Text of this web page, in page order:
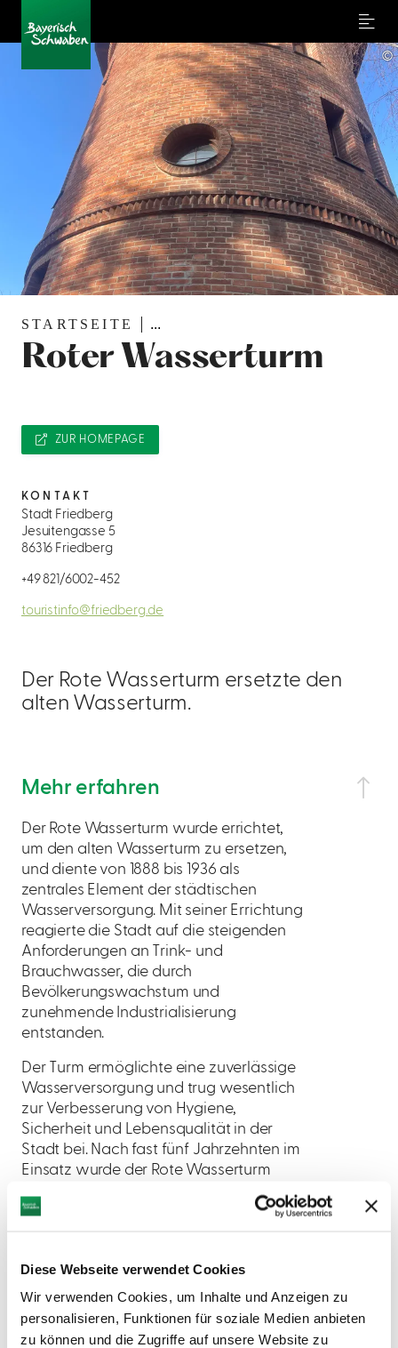
Diese Webseite verwendet Cookies
Wir verwenden Cookies, um Inhalte und Anzeigen zu
personalisieren, Funktionen für soziale Medien anbieten
zu können und die Zugriffe auf unsere Website zu
Menu
STARTSEITE ...
Roter Wasserturm
©
Der Rote Wasserturm ersetzte den
alten Wasserturm.
Mehr erfahren
Der Rote Wasserturm wurde errichtet,
um den alten Wasserturm zu ersetzen,
und diente von 1888 bis 1936 als
zentrales Element der städtischen
Wasserversorgung. Mit seiner Errichtung
reagierte die Stadt auf die steigenden
Anforderungen an Trink- und
Brauchwasser, die durch
Bevölkerungswachstum und
zunehmende Industrialisierung
entstanden.
Der Turm ermöglichte eine zuverlässige
Wasserversorgung und trug wesentlich
zur Verbesserung von Hygiene,
Sicherheit und Lebensqualität in der
Stadt bei. Nach fast fünf Jahrzehnten im
Einsatz wurde der Rote Wasserturm
doch er bleibt heute ein markantes
Jahrhunderts.
Öffnungszeiten
ZUR HOMEPAGE
KONTAKT
Stadt Friedberg
Jesuitengasse 5
86316 Friedberg
+49 821/6002-452
touristinfo@friedberg.de